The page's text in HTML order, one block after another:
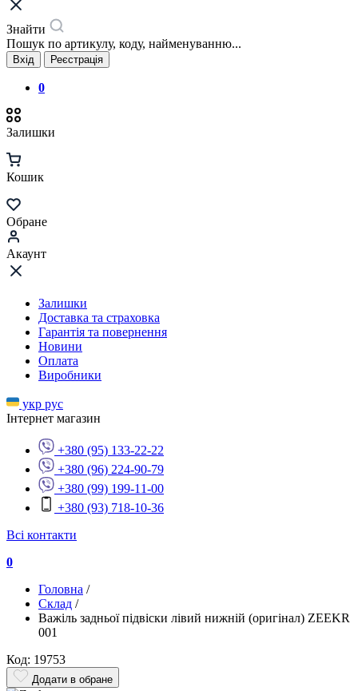
Знайти
Пошук по артикулу, коду, найменуванню...
Вхід Реєстрація
0
Залишки
Кошик
Обране
Акаунт
Залишки
Доставка та страховка
Гарантія та повернення
Новини
Оплата
Виробники
укр рус
Інтернет магазин
+380 (95) 133-22-22
+380 (96) 224-90-79
+380 (99) 199-11-00
+380 (93) 718-10-36
Всі контакти
0
Головна /
Склад /
Важіль задньої підвіски лівий нижній (оригінал) ZEEKR
001
Код: 19753
Додати в обране